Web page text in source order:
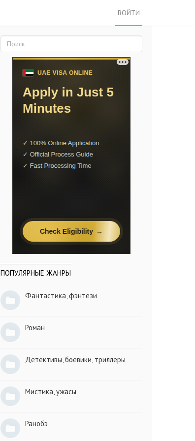
ВОЙТИ
ПОПУЛЯРНЫЕ ЖАНРЫ
Фантастика, фэнтези
Роман
Детективы, боевики, триллеры
Мистика, ужасы
Ранобэ